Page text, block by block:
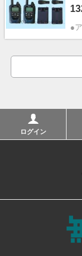
●
ログイン